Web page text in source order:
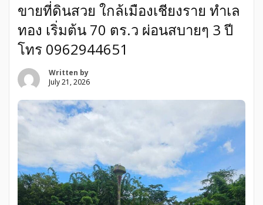
ขายที่ดินสวย ใกล้เมืองเชียงราย ทำเล
ทอง เริ่มต้น 70 ตร.ว ผ่อนสบายๆ 3 ปี
โทร 0962944651
Written by
July 21, 2026